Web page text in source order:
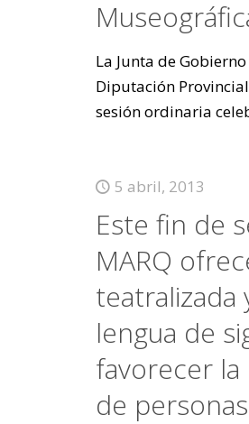
La Junta de
Diputación
sesión ordinaria
5 abril, 2013
Este fin de
MARQ
teatralizada
lengua de
favorecer
de